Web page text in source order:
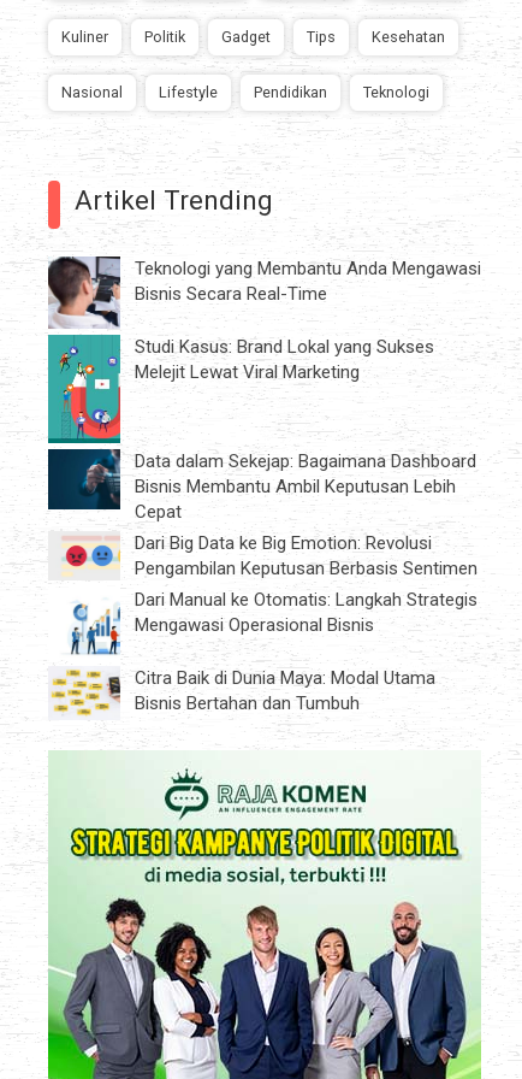
Kuliner Politik Gadget Tips Kesehatan
Nasional Lifestyle Pendidikan Teknologi
Artikel Trending
Teknologi yang Membantu Anda Mengawasi
Bisnis Secara Real-Time
Studi Kasus: Brand Lokal yang Sukses
Melejit Lewat Viral Marketing
Data dalam Sekejap: Bagaimana Dashboard
Bisnis Membantu Ambil Keputusan Lebih
Cepat
Dari Big Data ke Big Emotion: Revolusi
Pengambilan Keputusan Berbasis Sentimen
Dari Manual ke Otomatis: Langkah Strategis
Mengawasi Operasional Bisnis
Citra Baik di Dunia Maya: Modal Utama
Bisnis Bertahan dan Tumbuh